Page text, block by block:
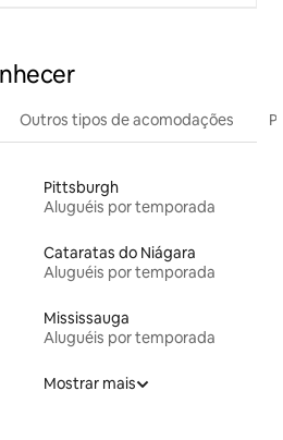
Outros tipos de acomodações
Pittsburgh
Aluguéis por temporada
Cataratas do Niágara
Aluguéis por temporada
Mississauga
Aluguéis por temporada
Mostrar mais